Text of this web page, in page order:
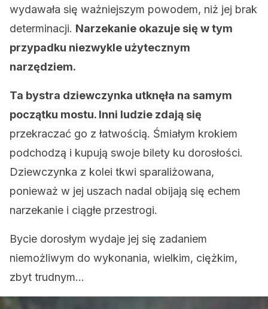
wydawała się ważniejszym powodem, niż jej brak
determinacji. Narzekanie okazuje się w tym
przypadku niezwykle użytecznym
narzędziem.
Ta bystra dziewczynka utknęła na samym
początku mostu. Inni ludzie zdają się
przekraczać go z łatwością. Śmiałym krokiem
podchodzą i kupują swoje bilety ku dorosłości.
Dziewczynka z kolei tkwi sparaliżowana,
ponieważ w jej uszach nadal obijają się echem
narzekanie i ciągłe przestrogi.
Bycie dorosłym wydaje jej się zadaniem
niemożliwym do wykonania, wielkim, ciężkim,
zbyt trudnym…